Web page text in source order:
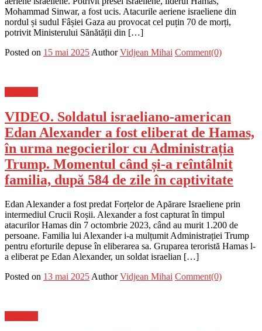
Mohammad Sinwar, a fost ucis. Atacurile aeriene israeliene din
nordul și sudul Fâșiei Gaza au provocat cel puțin 70 de morți,
potrivit Ministerului Sănătății din […]
Posted on 15 mai 2025 Author Vidjean Mihai Comment(0)
VIDEO. Soldatul israeliano-american
Edan Alexander a fost eliberat de Hamas,
în urma negocierilor cu Administrația
Trump. Momentul când și-a reîntâlnit
familia, după 584 de zile în captivitate
Edan Alexander a fost predat Forțelor de Apărare Israeliene prin
intermediul Crucii Roșii. Alexander a fost capturat în timpul
atacurilor Hamas din 7 octombrie 2023, când au murit 1.200 de
persoane. Familia lui Alexander i-a mulțumit Administrației Trump
pentru eforturile depuse în eliberarea sa. Gruparea teroristă Hamas l-
a eliberat pe Edan Alexander, un soldat israelian […]
Posted on 13 mai 2025Author Vidjean Mihai Comment(0)